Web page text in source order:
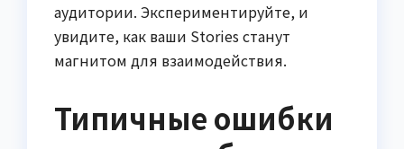
аудитории. Экспериментируйте, и
увидите, как ваши Stories станут
магнитом для взаимодействия.
Типичные ошибки